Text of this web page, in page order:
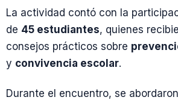
La actividad contó con la
de 45 estudiantes, quienes
consejos prácticos sobre
y convivencia escolar.
Durante el encuentro, se